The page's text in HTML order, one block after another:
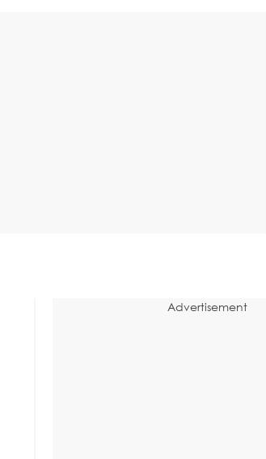
Advertisement